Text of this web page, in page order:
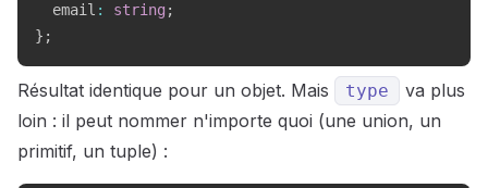
  email
: string ;
} ;
Résultat identique pour un objet. Mais type
va plus
loin : il peut nommer n'importe quoi (une union, un
primitif, un tuple) :